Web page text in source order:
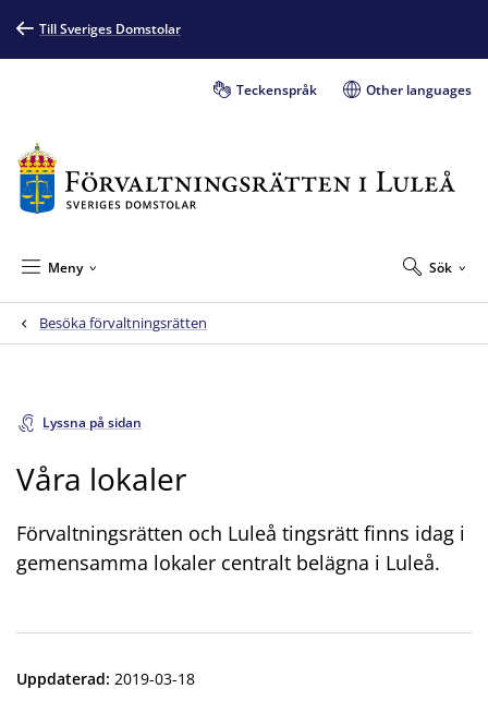
Till Sveriges Domstolar
Teckenspråk Other languages
Sök
Meny
Besöka förvaltningsrätten
Lyssna på sidan
Våra lokaler
Förvaltningsrätten och Luleå tingsrätt finns idag i
gemensamma lokaler centralt belägna i Luleå.
Uppdaterad: 2019-03-18